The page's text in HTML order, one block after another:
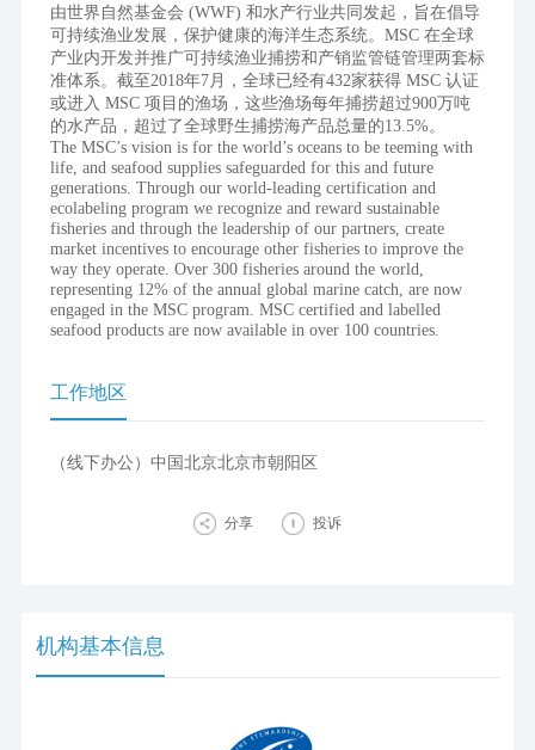
由世界自然基金会 (WWF) 和水产行业共同发起，旨在倡导
可持续渔业发展，保护健康的海洋生态系统。MSC 在全球
产业内开发并推广可持续渔业捕捞和产销监管链管理两套标
准体系。截至2018年7月，全球已经有432家获得 MSC 认证
或进入 MSC 项目的渔场，这些渔场每年捕捞超过900万吨
的水产品，超过了全球野生捕捞海产品总量的13.5%。
The MSC’s vision is for the world’s oceans to be teeming with
life, and seafood supplies safeguarded for this and future
generations. Through our world-leading certification and
ecolabeling program we recognize and reward sustainable
fisheries and through the leadership of our partners, create
market incentives to encourage other fisheries to improve the
way they operate. Over 300 fisheries around the world,
representing 12% of the annual global marine catch, are now
engaged in the MSC program. MSC certified and labelled
seafood products are now available in over 100 countries.
工作地区
（线下办公）中国北京北京市朝阳区
分享 投诉
机构基本信息